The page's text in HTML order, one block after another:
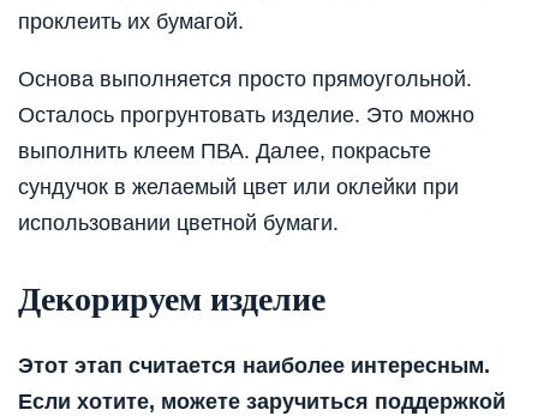
проклеить их бумагой.
Основа выполняется просто прямоугольной.
Осталось прогрунтовать изделие. Это можно
выполнить клеем ПВА. Далее, покрасьте
сундучок в желаемый цвет или оклейки при
использовании цветной бумаги.
Декорируем изделие
Этот этап считается наиболее интересным.
Если хотите, можете заручиться поддержкой